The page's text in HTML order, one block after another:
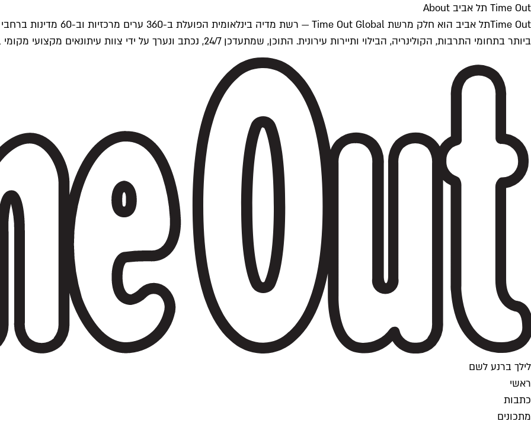
Time Out תל אביב About
ביותר בתחומי התרבות, הקולינריה, הבילוי ותיירות עירונית. התוכן, שמתעדכן 24/7, נכתב ונערך על ידי צוות עיתונאים מקצועי מקומי בישראל, בהתאם לסטנדרטים של Time Out העולמית.
לילך ברנע לשם
ראשי
כתבות
מתכונים